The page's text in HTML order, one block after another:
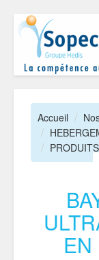
Accueil
EN